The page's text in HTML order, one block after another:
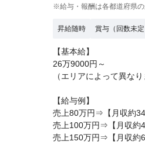
※給与・報酬は各都道府県
昇給随時 賞与（回数未定
【基本給】
26万9000円～
（エリアによって異なり
【給与例】
売上80万円⇒【月収約
売上100万円⇒【月収約
売上150万円⇒【月収約